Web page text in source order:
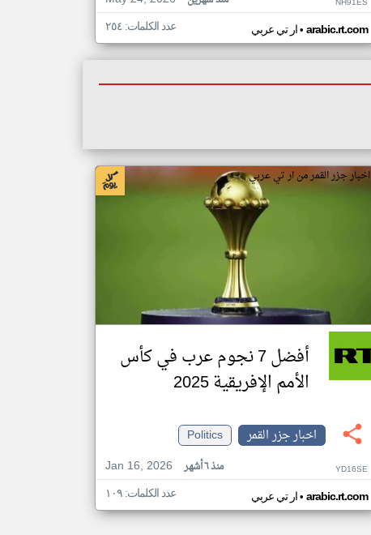
ار تي عربي• arabic.rt.com عدد الكلمات: ٢٥٤
اخبار جزر القمر من ار تي عربي
أفضل 7 نجوم عرب في كأس
الأمم الإفريقية 2025
اخبار جزر القمر
Politics
Jan 16, 2026
منذ ٦ أشهر YD16SE
ار تي عربي• arabic.rt.com عدد الكلمات: ١٠٩